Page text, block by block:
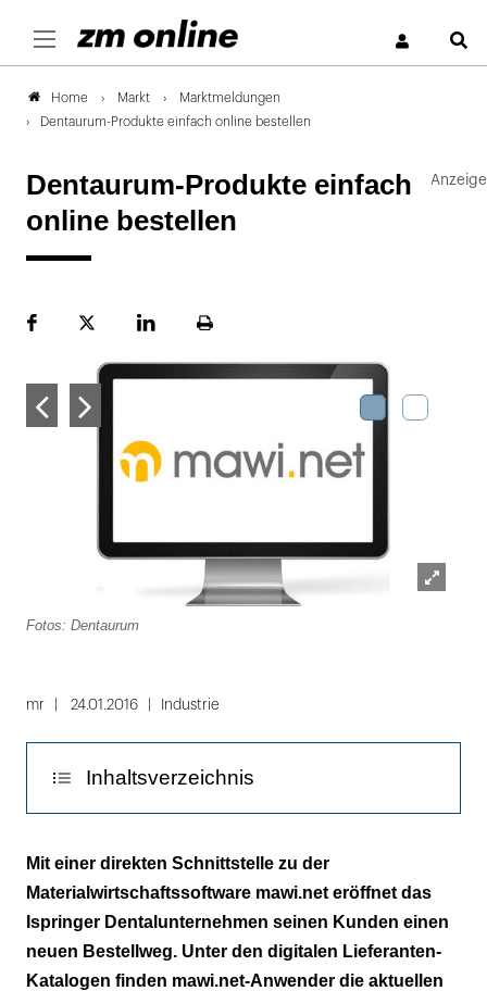
Home Markt
Marktmeldungen
Dentaurum-Produkte einfach online bestellen
Dentaurum-Produkte einfach
online bestellen
FacebookPlattformLinekdInSeite
Fotos: Dentaurum
1mr 24.01.2016 Industrie
Inhaltsverzeichnis
In der Praxis erprobt und bestätigt
Material verwalten mit mawi.net
Mit einer direkten Schnittstelle zu der
Materialwirtschaftssoftware mawi.net eröffnet das
Ispringer Dentalunternehmen seinen Kunden einen
neuen Bestellweg. Unter den digitalen Lieferanten-
Katalogen finden mawi.net-Anwender die aktuellen